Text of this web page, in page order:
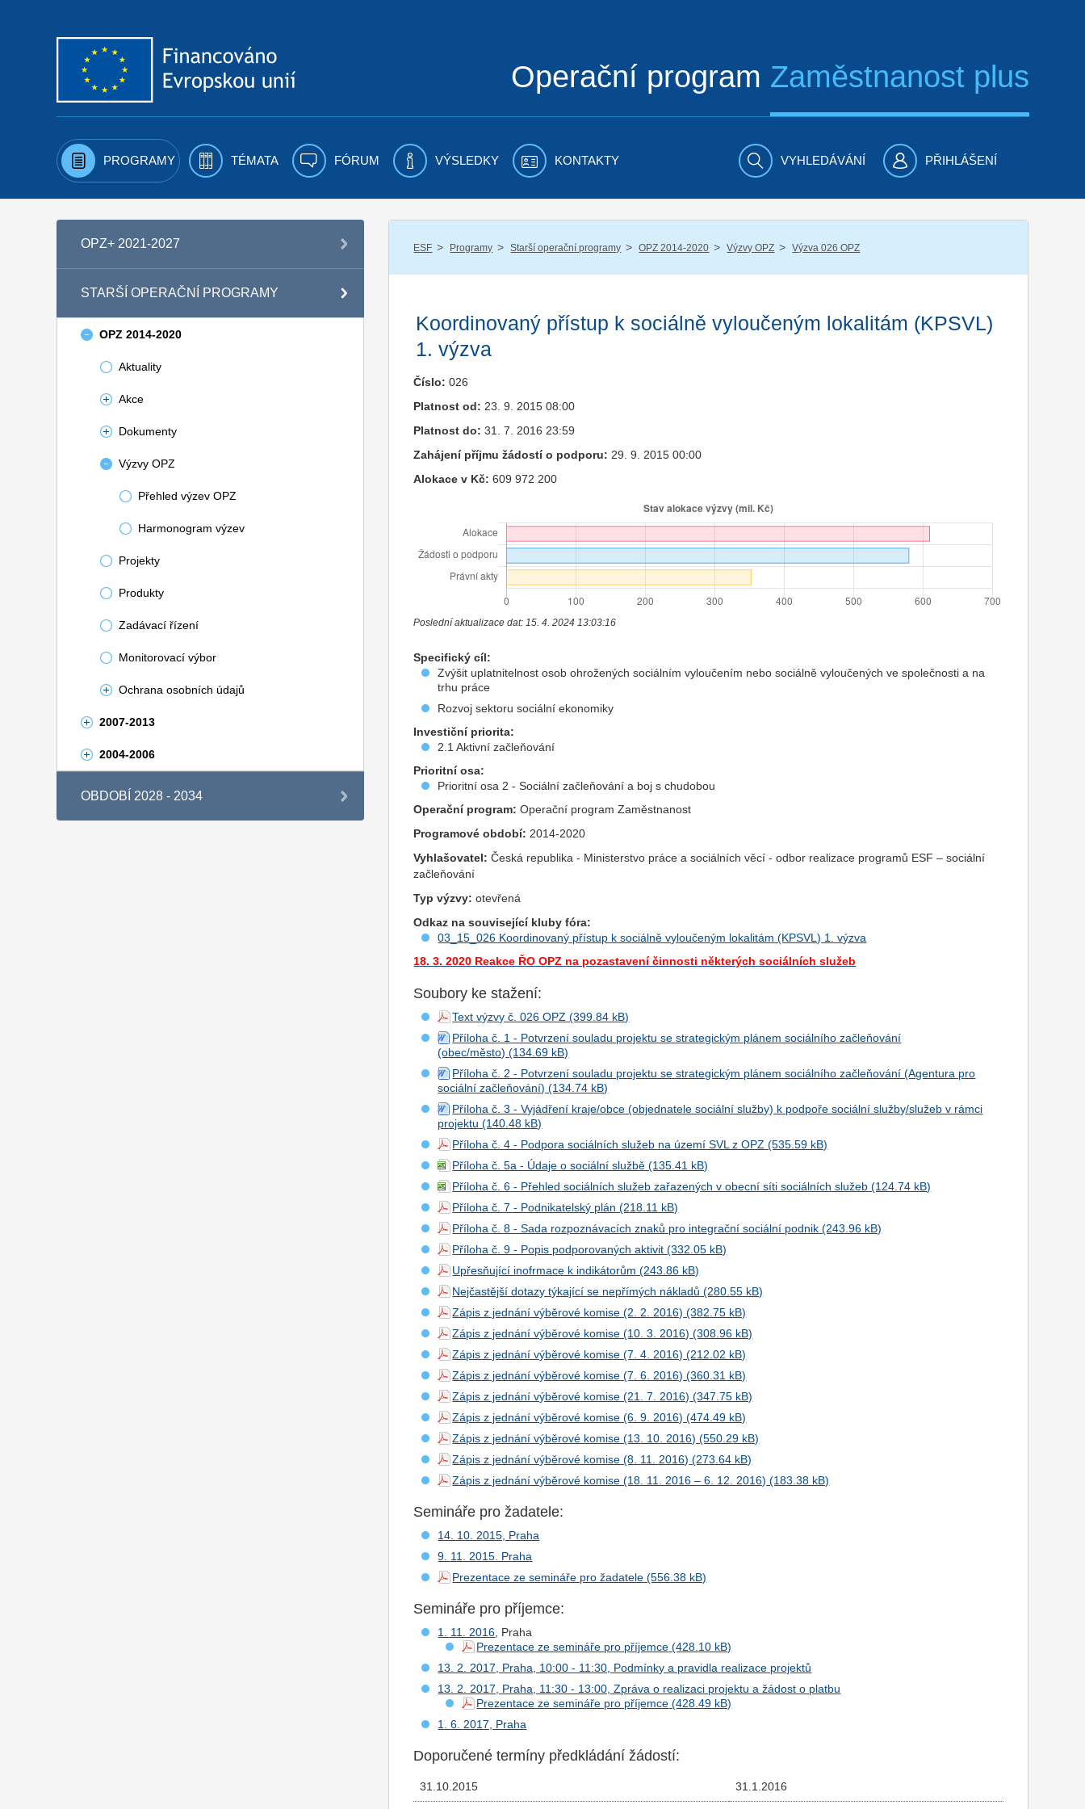
Operační program Zaměstnanost plus
PROGRAMY TÉMATA FÓRUM VÝSLEDKY KONTAKTY VYHLEDÁVÁNÍ PŘIHLÁŠENÍ
OPZ+ 2021-2027
STARŠÍ OPERAČNÍ PROGRAMY
OPZ 2014-2020
Aktuality
Akce
Dokumenty
Výzvy OPZ
Přehled výzev OPZ
Harmonogram výzev
Projekty
Produkty
Zadávací řízení
Monitorovací výbor
Ochrana osobních údajů
2007-2013
2004-2006
OBDOBÍ 2028 - 2034
ESF / Programy / Starší operační programy / OPZ 2014-2020 / Výzvy OPZ / Výzva 026 OPZ
Koordinovaný přístup k sociálně vyloučeným lokalitám (KPSVL)
1. výzva
Číslo: 026
Platnost od: 23. 9. 2015 08:00
Platnost do: 31. 7. 2016 23:59
Zahájení příjmu žádostí o podporu: 29. 9. 2015 00:00
Alokace v Kč: 609 972 200
Poslední aktualizace dat: 15. 4. 2024 13:03:16
Specifický cíl:
Zvýšit uplatnitelnost osob ohrožených sociálním vyloučením nebo sociálně vyloučených ve společnosti a na
trhu práce
Rozvoj sektoru sociální ekonomiky
Investiční priorita:
2.1 Aktivní začleňování
Prioritní osa:
Prioritní osa 2 - Sociální začleňování a boj s chudobou
Operační program: Operační program Zaměstnanost
Programové období: 2014-2020
Vyhlašovatel: Česká republika - Ministerstvo práce a sociálních věcí - odbor realizace programů ESF – sociální
začleňování
Typ výzvy: otevřená
Odkaz na související kluby fóra:
03_15_026 Koordinovaný přístup k sociálně vyloučeným lokalitám (KPSVL) 1. výzva
18. 3. 2020 Reakce ŘO OPZ na pozastavení činnosti některých sociálních služeb
Soubory ke stažení:
Text výzvy č. 026 OPZ
Příloha č. 1 - Potvrzení souladu projektu se strategickým plánem sociálního začleňování
(obec/město)
Příloha č. 2 - Potvrzení souladu projektu se strategickým plánem sociálního začleňování (Agentura pro
sociální začleňování)
Příloha č. 3 - Vyjádření kraje/obce (objednatele sociální služby) k podpoře sociální služby/služeb v rámci
projektu
Příloha č. 4 - Podpora sociálních služeb na území SVL z OPZ
Příloha č. 5a - Údaje o sociální službě
Příloha č. 6 - Přehled sociálních služeb zařazených v obecní síti sociálních služeb
Příloha č. 7 - Podnikatelský plán
Příloha č. 8 - Sada rozpoznávacích znaků pro integrační sociální podnik
Příloha č. 9 - Popis podporovaných aktivit
Upřesňující inofrmace k indikátorům
Nejčastější dotazy týkající se nepřímých nákladů
Zápis z jednání výběrové komise (2. 2. 2016)
Zápis z jednání výběrové komise (10. 3. 2016)
Zápis z jednání výběrové komise (7. 4. 2016)
Zápis z jednání výběrové komise (7. 6. 2016)
Zápis z jednání výběrové komise (21. 7. 2016)
Zápis z jednání výběrové komise (6. 9. 2016)
Zápis z jednání výběrové komise (13. 10. 2016)
Zápis z jednání výběrové komise (8. 11. 2016)
Zápis z jednání výběrové komise (18. 11. 2016 – 6. 12. 2016)
Semináře pro žadatele:
14. 10. 2015, Praha
9. 11. 2015. Praha
Prezentace ze semináře pro žadatele
Semináře pro příjemce:
1. 11. 2016, Praha
Prezentace ze semináře pro příjemce
13. 2. 2017, Praha, 10:00 - 11:30, Podmínky a pravidla realizace projektů
13. 2. 2017, Praha, 11:30 - 13:00, Zpráva o realizaci projektu a žádost o platbu
Prezentace ze semináře pro příjemce
1. 6. 2017, Praha
Doporučené termíny předkládání žádostí:
31.10.2015 31.1.2016